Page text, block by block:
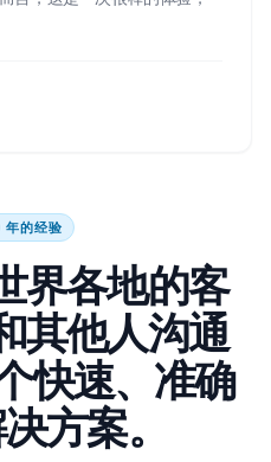
年的经验
界各地的客
其他人沟通
快速、准确
方案。